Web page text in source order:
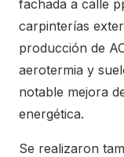
fachada a calle
carpinterías
producción de
aerotermia y
notable mejora
energética.
Se realizaron